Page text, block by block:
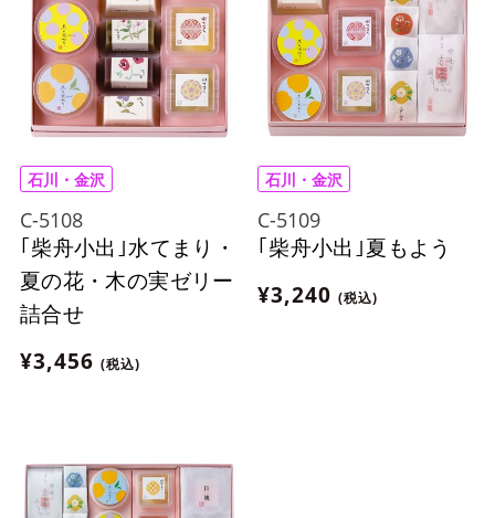
石川・金沢
C-5108
｢柴舟小出｣水てまり・
夏の花・木の実ゼリー
詰合せ
¥3,456 (税込)
石川・金沢
C-5109
｢柴舟小出｣夏もよう
¥3,240 (税込)